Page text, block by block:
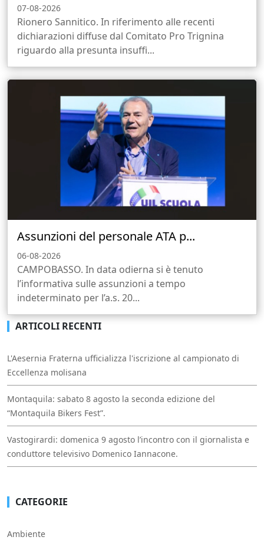
07-08-2026
Rionero Sannitico. In riferimento alle recenti
dichiarazioni diffuse dal Comitato Pro Trignina
riguardo alla presunta insuffi...
Assunzioni del personale ATA p...
06-08-2026
CAMPOBASSO. In data odierna si è tenuto
l’informativa sulle assunzioni a tempo
indeterminato per l’a.s. 20...
ARTICOLI RECENTI
L'Aesernia Fraterna ufficializza l'iscrizione al campionato di
Eccellenza molisana
Montaquila: sabato 8 agosto la seconda edizione del
“Montaquila Bikers Fest”.
Vastogirardi: domenica 9 agosto l’incontro con il giornalista e
conduttore televisivo Domenico Iannacone.
CATEGORIE
Ambiente